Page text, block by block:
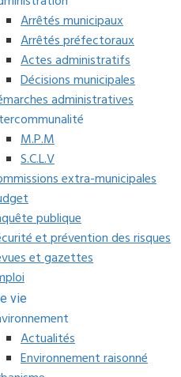
Arrêtés municipaux
Arrêtés préfectoraux
Actes administratifs
Décisions municipales
administratives
M.P.M
S.C.L.V
extra-municipales
publique
et prévention des risques
et gazettes
vie
Actualités
Environnement raisonné